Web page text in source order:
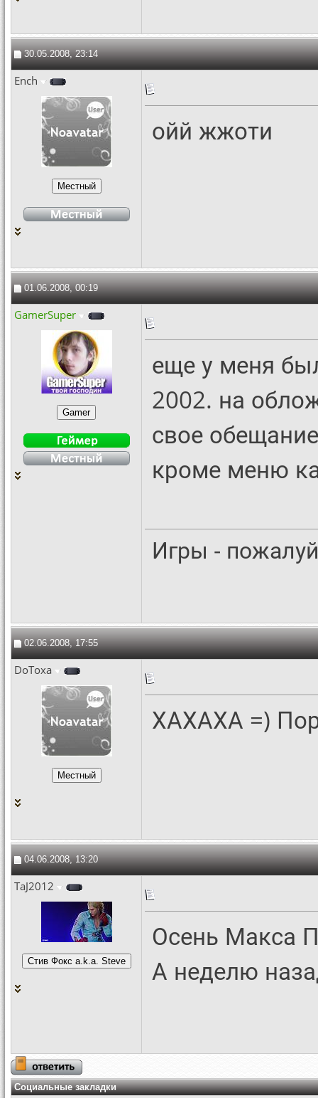
30.05.2008, 23:14
Ench
ойй жжоти
01.06.2008, 00:19
GamerSuper
еще у меня
2002. на
свое
кроме меню
Игры -
02.06.2008, 17:55
DoToxa
ХАХАХА =)
04.06.2008, 13:20
TaJ2012
Осень Макса
А неделю
Социальные закладки